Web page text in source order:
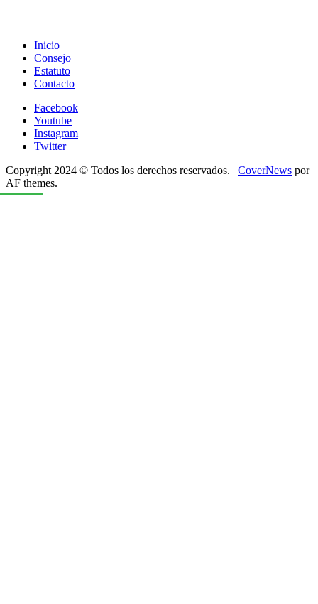
Inicio
Consejo
Estatuto
Contacto
Facebook
Youtube
Instagram
Twitter
Copyright 2024 © Todos los derechos reservados. | CoverNews por
AF themes.